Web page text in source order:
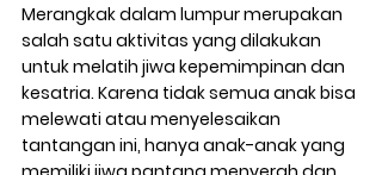
Merangkak dalam lumpur merupakan
salah satu aktivitas yang dilakukan
untuk melatih jiwa kepemimpinan dan
kesatria. Karena tidak semua anak bisa
melewati atau menyelesaikan
tantangan ini, hanya anak-anak yang